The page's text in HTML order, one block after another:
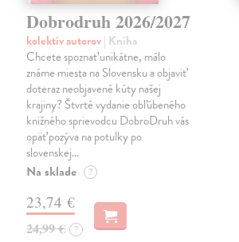
Dobrodruh 2026/2027
kolektív autorov| Kniha
Chcete spoznať unikátne, málo
známe miesta na Slovensku a objaviť
doteraz neobjavené kúty našej
krajiny? Štvrté vydanie obľúbeného
knižného sprievodcu DobroDruh vás
opäť pozýva na potulky po
slovenskej…
Na sklade ?
23,74 €
24,99 € ?